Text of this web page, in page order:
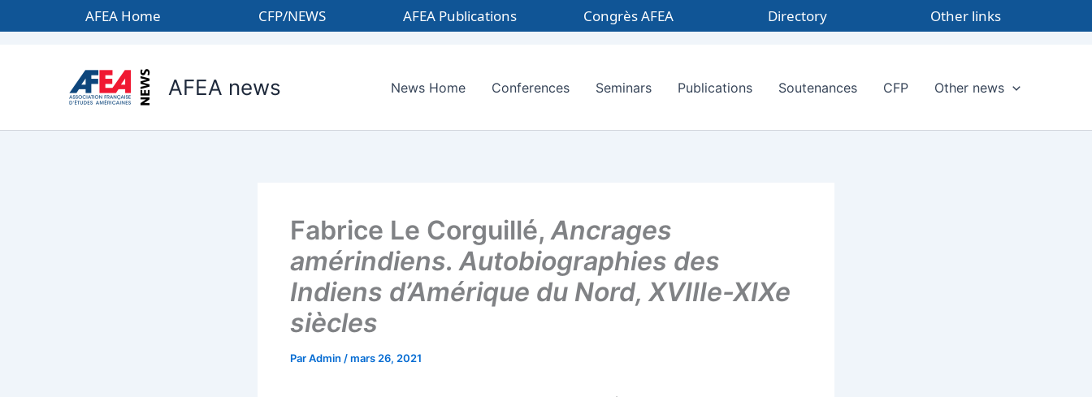
au
AFEA Home CFP/NEWS AFEA Publications Congrès AFEA Directory Other links
AFEA news News Home Conferences Seminars Publications Soutenances CFP Other news
Fabrice Le Corguillé,Ancrages
amérindiens. Autobiographies des
Indiens d’Amérique du Nord, XVIIIe-XIXe
siècles
ParAdmin /mars 26, 2021